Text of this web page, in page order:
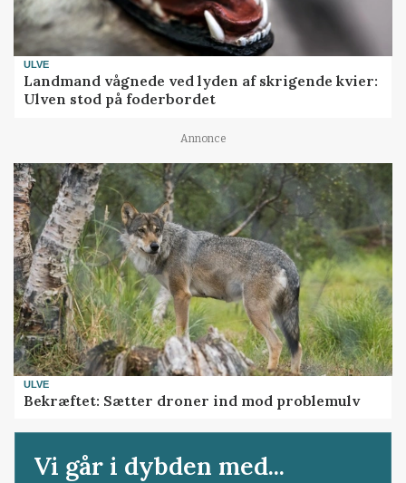
ULVE
Landmand vågnede ved lyden af skrigende kvier:
Ulven stod på foderbordet
Annonce
ULVE
Bekræftet: Sætter droner ind mod problemulv
Vi går i dybden med...